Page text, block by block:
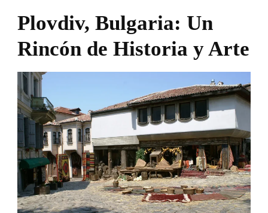
Plovdiv, Bulgaria: Un
Rincón de Historia y Arte